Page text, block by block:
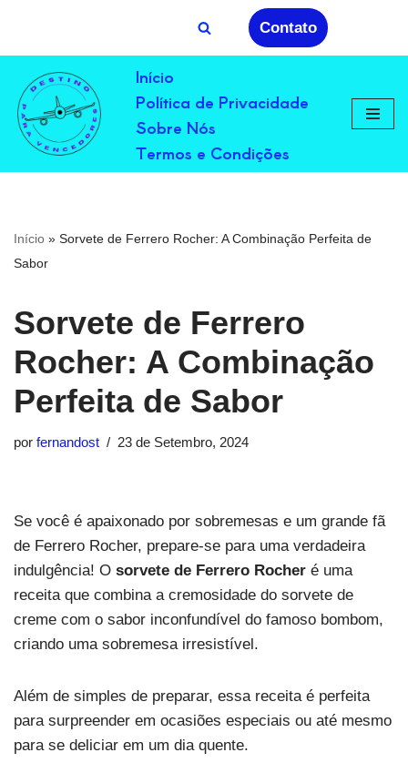
para
o
conteúdo
Contato
Início
Política de Privacidade
Sobre Nós
Termos e Condições
Início » Sorvete de Ferrero Rocher: A Combinação Perfeita de
Sabor
Sorvete de Ferrero
Rocher: A Combinação
Perfeita de Sabor
por fernandost 23 de Setembro, 2024
Se você é apaixonado por sobremesas e um grande fã
de Ferrero Rocher, prepare-se para uma verdadeira
indulgência! O sorvete de Ferrero Rocher é uma
receita que combina a cremosidade do sorvete de
creme com o sabor inconfundível do famoso bombom,
criando uma sobremesa irresistível.
Além de simples de preparar, essa receita é perfeita
para surpreender em ocasiões especiais ou até mesmo
para se deliciar em um dia quente.